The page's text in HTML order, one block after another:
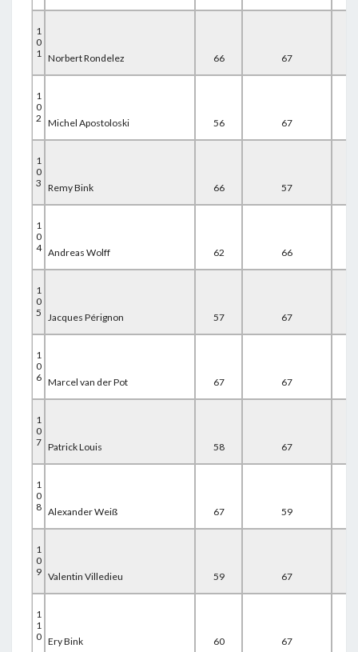
1
0
1 Norbert Rondelez 66 67
1
0
2
Michel Apostoloski 56 67
1
0
3
Remy Bink 66 57
1
0
4 Andreas Wolff 62 66
1
0
5
Jacques Pérignon 57 67
1
0
6 Marcel van der Pot 67 67
1
0
7 Patrick Louis 58 67
1
0
8 Alexander Weiß 67 59
1
0
9 Valentin Villedieu 59 67
1
1
0 Ery Bink 60 67